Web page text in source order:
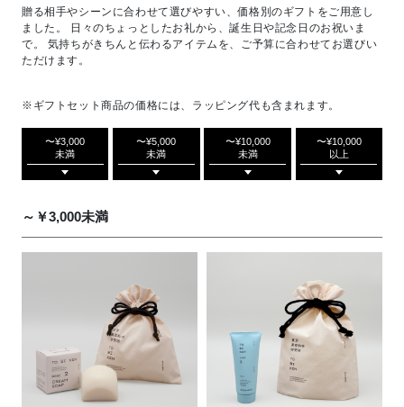
贈る相手やシーンに合わせて選びやすい、価格別のギフトをご用意し
ました。 日々のちょっとしたお礼から、誕生日や記念日のお祝いま
で。 気持ちがきちんと伝わるアイテムを、ご予算に合わせてお選びい
ただけます。
※ギフトセット商品の価格には、ラッピング代も含まれます。
〜¥3,000
未満
〜¥5,000
未満
〜¥10,000
未満
〜¥10,000
以上
～￥3,000未満